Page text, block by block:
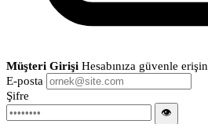
Müşteri Girişi Hesabınıza güvenle erişin
E-posta
Şifre
👁